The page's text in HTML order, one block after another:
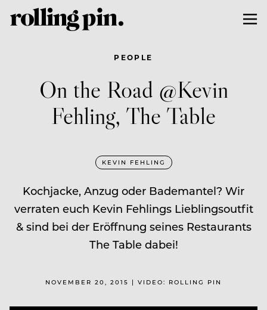
PEOPLE
On the Road @Kevin
Fehling, The Table
KEVIN FEHLING
Kochjacke, Anzug oder Bademantel? Wir
verraten euch Kevin Fehlings Lieblingsoutfit
& sind bei der Eröffnung seines Restaurants
The Table dabei!
NOVEMBER 20, 2015 | VIDEO: ROLLING PIN